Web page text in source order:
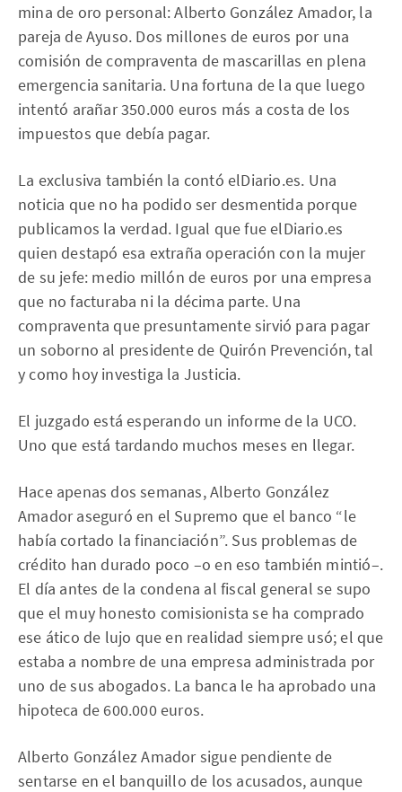
mina de oro personal: Alberto González Amador, la
pareja de Ayuso. Dos millones de euros por una
comisión de compraventa de mascarillas en plena
emergencia sanitaria. Una fortuna de la que luego
intentó arañar 350.000 euros más a costa de los
impuestos que debía pagar.
La exclusiva también la contó elDiario.es. Una
noticia que no ha podido ser desmentida porque
publicamos la verdad. Igual que fue elDiario.es
quien destapó esa extraña operación con la mujer
de su jefe: medio millón de euros por una empresa
que no facturaba ni la décima parte. Una
compraventa que presuntamente sirvió para pagar
un soborno al presidente de Quirón Prevención, tal
y como hoy investiga la Justicia.
El juzgado está esperando un informe de la UCO.
Uno que está tardando muchos meses en llegar.
Hace apenas dos semanas, Alberto González
Amador aseguró en el Supremo que el banco “le
había cortado la financiación”. Sus problemas de
crédito han durado poco –o en eso también mintió–.
El día antes de la condena al fiscal general se supo
que el muy honesto comisionista se ha comprado
ese ático de lujo que en realidad siempre usó; el que
estaba a nombre de una empresa administrada por
uno de sus abogados. La banca le ha aprobado una
hipoteca de 600.000 euros.
Alberto González Amador sigue pendiente de
sentarse en el banquillo de los acusados, aunque